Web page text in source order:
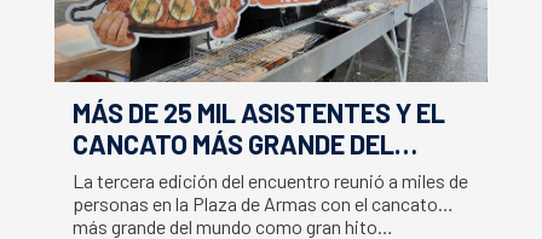
MÁS DE 25 MIL ASISTENTES Y EL
CANCATO MÁS GRANDE DEL
MUNDO MARCAN EXITOSO CIERRE
DE LA SEMANA DEL SALMÓN
La tercera edición del encuentro reunió a miles de
personas en la Plaza de Armas con el cancato
más grande del mundo como gran hito…